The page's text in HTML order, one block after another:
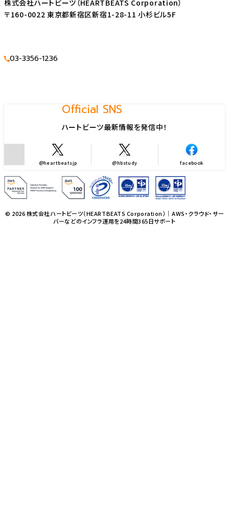
株式会社ハートビーツ（HEARTBEATS Corporation）
〒160-0022 東京都新宿区新宿1-28-11 小杉ビル5F
03-3356-1236
Official SNS
ハートビーツ最新情報を発信中！
@heartbeatsjp @hbstudy facebook
© 2026 株式会社ハートビーツ（HEARTBEATS Corporation）｜AWS・クラウド・サー
バーなどのインフラ運用を24時間365日サポート